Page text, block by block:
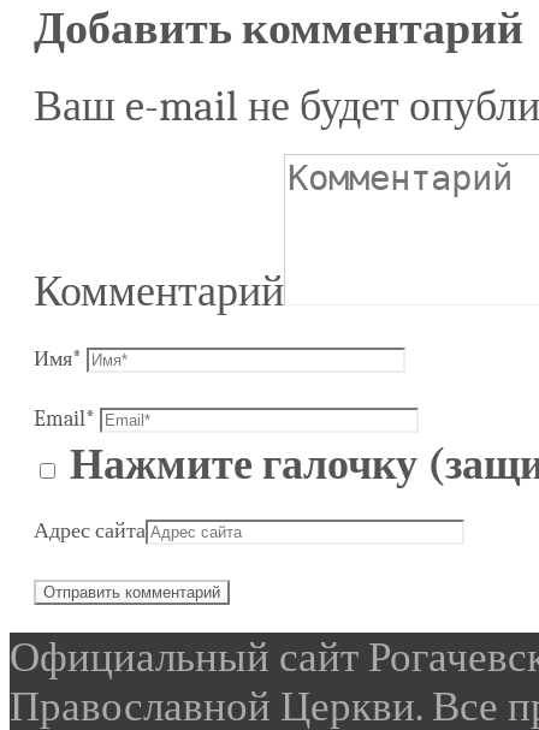
Добавить комментарий
Ваш e-mail не будет
Комментарий
Имя*
Email*
Нажмите галочку
Адрес сайта
Официальный сайт
Православной Церкви. Все